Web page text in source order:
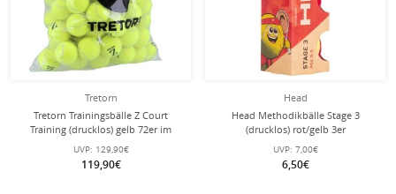
Tretorn
Tretorn Trainingsbälle Z Court
Training (drucklos) gelb 72er im
Polybag
UVP: 129,90€
119,90€
Head
Head Methodikbälle Stage 3
(drucklos) rot/gelb 3er
UVP: 7,00€
6,50€